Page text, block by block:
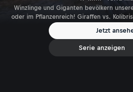
Winzlinge und Giganten bevölkern
oder im Pflanzenreich! Giraffen vs.
Jetzt
Serie anzeigen